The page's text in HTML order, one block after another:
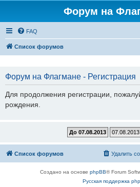
Форум на
FAQ
Список форумов
Форум на Флагмане - Регистрация
Для продолжения регистрации,
рождения.
Список форумов Удалить
Создано на основе phpBB® Forum
Русская поддержка